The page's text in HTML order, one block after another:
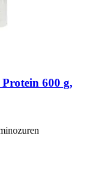
600 g,